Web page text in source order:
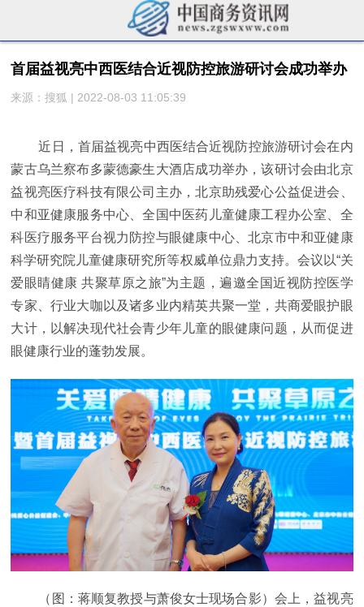
首届益视亮中西医结合近视防控旅游研讨会成功举办
来源：搜狐 | 2022-08-03 11:05:39
近日，首届益视亮中西医结合近视防控旅游研讨会在内
蒙古乌兰察布多蒙德豪生大酒店成功举办，该研讨会由北京
益视亮医疗科技有限公司主办，北京助残爱心公益促进会、
中和亚健康服务中心、全国中医药儿童健康工程办公室、全
科医疗服务平台视力防控与眼健康中心、北京市中和亚健康
科学研究院儿童健康研究所等权威单位鼎力支持。会议以“关
爱眼睛健康 共聚草原之旅”为主题，遍邀全国近视防控医学
专家、行业大咖以及诸多业内精英共聚一堂，共商爱眼护眼
大计，以解决现代社会青少年儿童的眼健康问题，从而促进
眼健康行业的蓬勃发展。
（图：蒋顺复教授与萧俊女士现场合影）会上，益视亮